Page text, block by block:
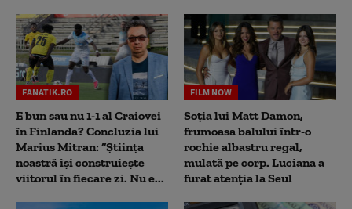
FANATIK.RO
E bun sau nu 1-1 al Craiovei
în Finlanda? Concluzia lui
Marius Mitran: “Știința
noastră își construiește
viitorul în fiecare zi. Nu e...
FILM NOW
Soția lui Matt Damon,
frumoasa balului într-o
rochie albastru regal,
mulată pe corp. Luciana a
furat atenția la Seul